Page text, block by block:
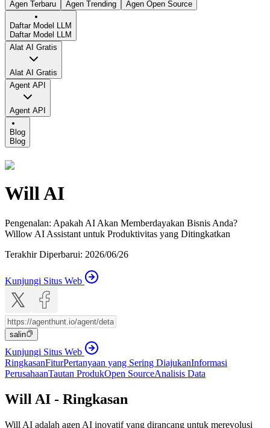
Agen Terbaru
Agen Trending
Agen Open Source
Daftar Model LLM
Daftar Model LLM
Alat AI Gratis
Alat AI Gratis
Agent API
Agent API
Blog
Blog
Will AI
Pengenalan: Apakah AI Akan Memberdayakan Bisnis Anda?
Willow AI Assistant untuk Produktivitas yang Ditingkatkan
Terakhir Diperbarui: 2026/06/26
Kunjungi Situs Web
salin
Kunjungi Situs Web
RingkasanFiturPertanyaan yang Sering DiajukanInformasi
PerusahaanTautan ProdukOpen SourceAnalisis Data
Will AI - Ringkasan
Will AI adalah agen AI inovatif yang dirancang untuk merevolusi